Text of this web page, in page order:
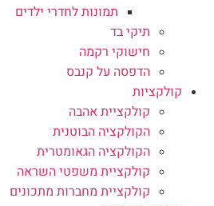
תמונות לחדרי ילדים
תיקי בד
חישוקי רקמה
הדפסה על קנבס
קולקציות
קולקציית אהבה
הקולקציה הבוטנית
הקולקציה הגאומטרית
קולקציית משפטי השראה
קולקציית מחברות מתכונים